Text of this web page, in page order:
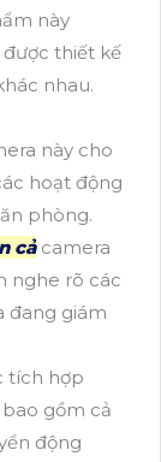
này
thiết kế
nhau.
này cho
hoạt động
phòng.
cảcamera
nghe rõ các
đang giám
tích hợp
gồm cả
động